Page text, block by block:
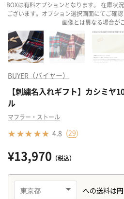
BOXは有料オプションとなります。 在庫状
ございます。オプション選択画面にてご確
画像とは異なる場合が
BUYER（バイヤー）
【刺繍名入れギフト】カシミヤ
ル
マフラー・ストール
4.8 (29)
¥13,970 （税込）